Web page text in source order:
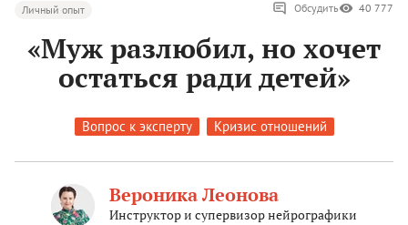
Личный опыт Обсудить 40 777
«Муж разлюбил, но хочет
остаться ради детей»
Вопрос к эксперту Кризис отношений
Вероника Леонова
Инструктор и супервизор нейрографики